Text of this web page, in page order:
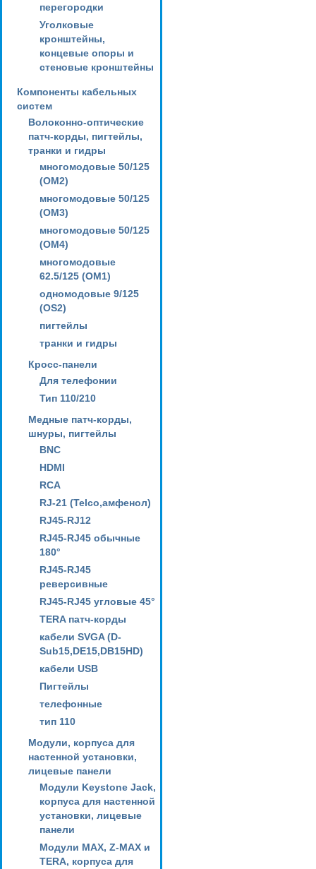
перегородки
Уголковые
кронштейны,
концевые опоры и
стеновые кронштейны
Компоненты кабельных
систем
Волоконно-оптические
патч-корды, пигтейлы,
транки и гидры
многомодовые 50/125
(OM2)
многомодовые 50/125
(OM3)
многомодовые 50/125
(OM4)
многомодовые
62.5/125 (OM1)
одномодовые 9/125
(OS2)
пигтейлы
транки и гидры
Кросс-панели
Для телефонии
Тип 110/210
Медные патч-корды,
шнуры, пигтейлы
BNC
HDMI
RCA
RJ-21 (Telco,амфенол)
RJ45-RJ12
RJ45-RJ45 обычные
180°
RJ45-RJ45
реверсивные
RJ45-RJ45 угловые 45°
TERA патч-корды
кабели SVGA (D-
Sub15,DE15,DB15HD)
кабели USB
Пигтейлы
телефонные
тип 110
Модули, корпуса для
настенной установки,
лицевые панели
Модули Keystone Jack,
корпуса для настенной
установки, лицевые
панели
Модули MAX, Z-MAX и
TERA, корпуса для